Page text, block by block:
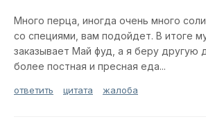
Много перца, иногда очень много
со специями, вам подойдет. В итоге
заказывает Май фуд, а я беру другую
более постная и пресная еда...
ответить цитата жалоба